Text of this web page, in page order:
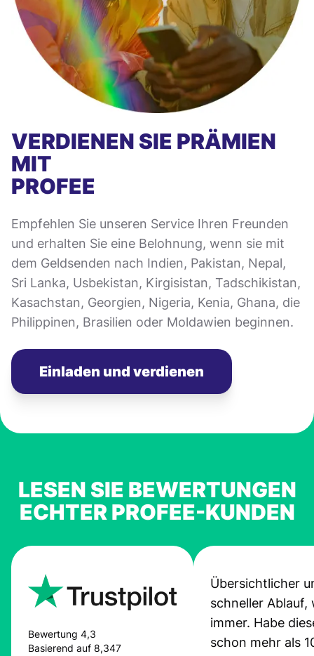
VERDIENEN SIE PRÄMIEN
MIT
PROFEE
Empfehlen Sie unseren Service Ihren Freunden
und erhalten Sie eine Belohnung, wenn sie mit
dem Geldsenden nach Indien, Pakistan, Nepal,
Sri Lanka, Usbekistan, Kirgisistan, Tadschikistan,
Kasachstan, Georgien, Nigeria, Kenia, Ghana, die
Philippinen, Brasilien oder Moldawien beginnen.
Einladen und verdienen
LESEN SIE BEWERTUNGEN
ECHTER PROFEE-KUNDEN
Bewertung 4,3
Basierend auf 8,347
Übersichtlicher
schneller Ablauf,
immer. Habe
schon mehr als